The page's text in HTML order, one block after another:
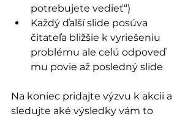
potrebujete vedieť“)
Každý ďalší slide posúva
čitateľa bližšie k vyriešeniu
problému ale celú odpoveď
mu povie až posledný slide
Na koniec pridajte výzvu k akcii a
sledujte aké výsledky vám to